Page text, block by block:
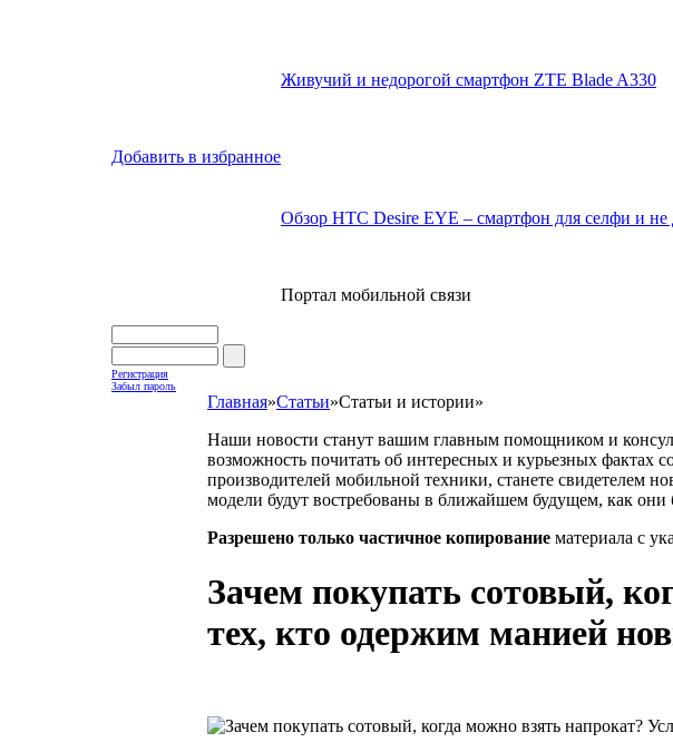
Добавить в избранное
Живучий и недорогой смартфон ZTE Blade A330
Обзор HTC Desire EYE – смартфон для селфи и не
Портал мобильной связи
Регистрация
Забыл пароль
Главная»Статьи»Статьи и истории»
Наши новости станут вашим главным помощником и
возможность почитать об интересных и курьезных фактах
производителей мобильной техники, станете свидетелем
модели будут востребованы в ближайшем будущем, как они
Разрешено только частичное копирование материала с
Зачем покупать сотовый,
тех, кто одержим манией